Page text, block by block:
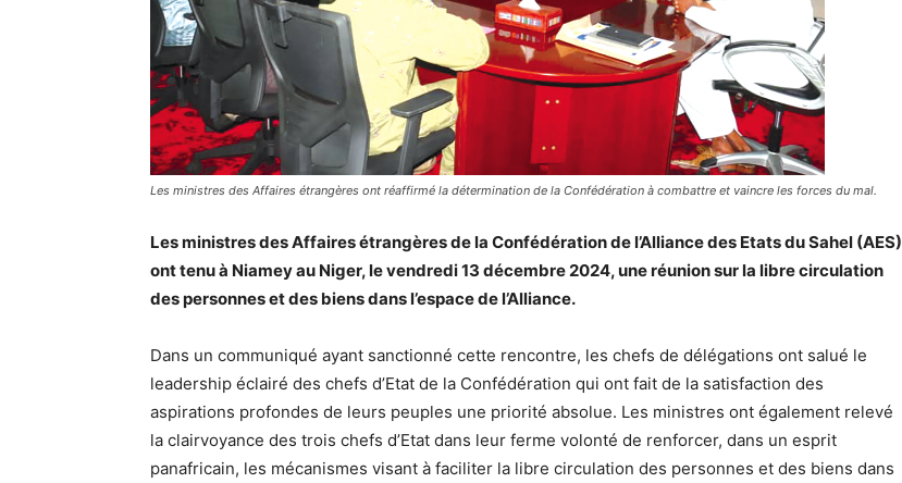
Les ministres des Affaires étrangères ont réaffirmé la détermination de la Confédération à combattre et vaincre les forces du mal.
Les ministres des Affaires étrangères de la Confédération de l’Alliance des Etats du Sahel (AES)
ont tenu à Niamey au Niger, le vendredi 13 décembre 2024, une réunion sur la libre circulation
des personnes et des biens dans l’espace de l’Alliance.
Dans un communiqué ayant sanctionné cette rencontre, les chefs de délégations ont salué le
leadership éclairé des chefs d’Etat de la Confédération qui ont fait de la satisfaction des
aspirations profondes de leurs peuples une priorité absolue. Les ministres ont également relevé
la clairvoyance des trois chefs d’Etat dans leur ferme volonté de renforcer, dans un esprit
panafricain, les mécanismes visant à faciliter la libre circulation des personnes et des biens dans